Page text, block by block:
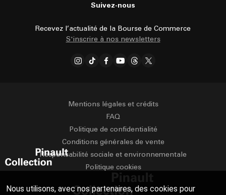
Suivez-nous
Recevez l’actualité de la Bourse de Commerce
S'inscrire à nos newsletters
Mentions légales et crédits
FAQ
Politique de confidentialité
Conditions générales de vente
Responsabilité sociale et environnementale
Politique cookies
Nous utilisons, avec nos partenaires, des cookies pour